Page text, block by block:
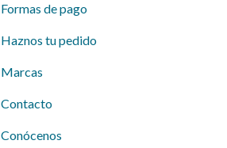
Formas de pago
Haznos tu pedido
Marcas
Contacto
Conócenos